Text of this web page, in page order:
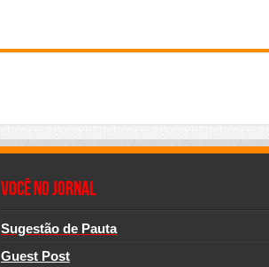
Você no Jornal
Sugestão de Pauta
Guest Post